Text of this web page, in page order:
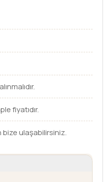
fiyatıdır.
ulaşabilirsiniz.